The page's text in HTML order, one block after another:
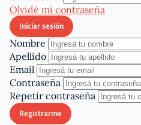
Olvidé mi contraseña
Nombre
Apellido
Email
Contraseña
Repetir contraseña